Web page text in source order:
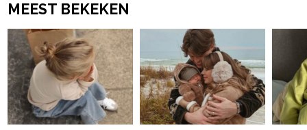
MEEST BEKEKEN